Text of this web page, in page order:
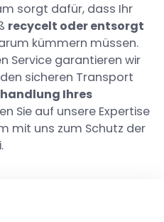
sorgt dafür, dass Ihr
recycelt oder entsorgt
kümmern müssen.
Service garantieren wir
sicheren Transport
Ihres
Sie auf unsere Expertise
mit uns zum Schutz der